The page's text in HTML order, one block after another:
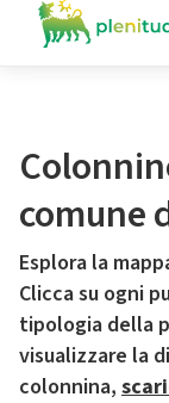
comune
Esplora la
Clicca su ogni
tipologia della
visualizzare la
colonnina,